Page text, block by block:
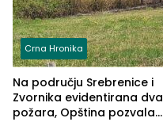
Crna Hronika
Na području Srebrenice i
Zvornika evidentirana dva
požara, Opština pozvala